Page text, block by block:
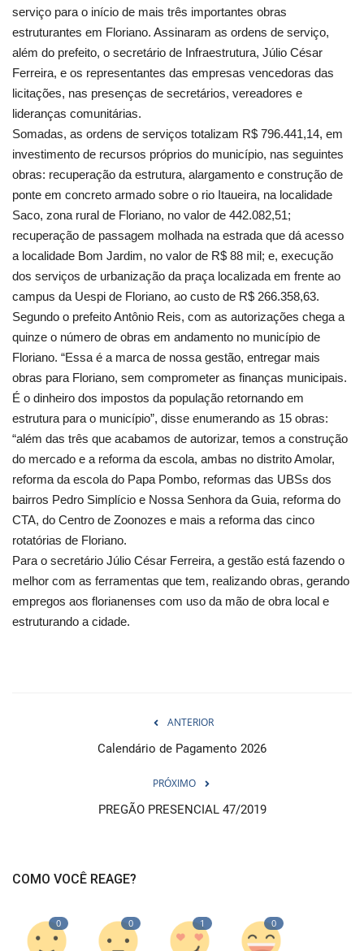
serviço para o início de mais três importantes obras
estruturantes em Floriano. Assinaram as ordens de serviço,
além do prefeito, o secretário de Infraestrutura, Júlio César
Ferreira, e os representantes das empresas vencedoras das
licitações, nas presenças de secretários, vereadores e
lideranças comunitárias.
Somadas, as ordens de serviços totalizam R$ 796.441,14, em
investimento de recursos próprios do município, nas seguintes
obras: recuperação da estrutura, alargamento e construção de
ponte em concreto armado sobre o rio Itaueira, na localidade
Saco, zona rural de Floriano, no valor de 442.082,51;
recuperação de passagem molhada na estrada que dá acesso
a localidade Bom Jardim, no valor de R$ 88 mil; e, execução
dos serviços de urbanização da praça localizada em frente ao
campus da Uespi de Floriano, ao custo de R$ 266.358,63.
Segundo o prefeito Antônio Reis, com as autorizações chega a
quinze o número de obras em andamento no município de
Floriano. “Essa é a marca de nossa gestão, entregar mais
obras para Floriano, sem comprometer as finanças municipais.
É o dinheiro dos impostos da população retornando em
estrutura para o município”, disse enumerando as 15 obras:
“além das três que acabamos de autorizar, temos a construção
do mercado e a reforma da escola, ambas no distrito Amolar,
reforma da escola do Papa Pombo, reformas das UBSs dos
bairros Pedro Simplício e Nossa Senhora da Guia, reforma do
CTA, do Centro de Zoonozes e mais a reforma das cinco
rotatórias de Floriano.
Para o secretário Júlio César Ferreira, a gestão está fazendo o
melhor com as ferramentas que tem, realizando obras, gerando
empregos aos florianenses com uso da mão de obra local e
estruturando a cidade.
ANTERIOR
Calendário de Pagamento 2026
PRÓXIMO
PREGÃO PRESENCIAL 47/2019
COMO VOCÊ REAGE?
0 0 1 0